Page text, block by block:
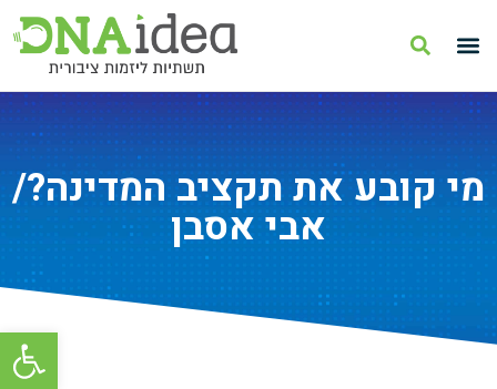
פתח
מי קובע את תקציב המדינה?/
אבי אסבן